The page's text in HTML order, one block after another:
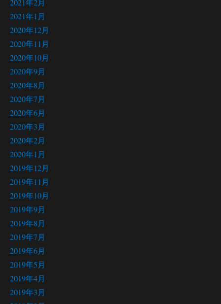
2021年2月
2021年1月
2020年12月
2020年11月
2020年10月
2020年9月
2020年8月
2020年7月
2020年6月
2020年3月
2020年2月
2020年1月
2019年12月
2019年11月
2019年10月
2019年9月
2019年8月
2019年7月
2019年6月
2019年5月
2019年4月
2019年3月